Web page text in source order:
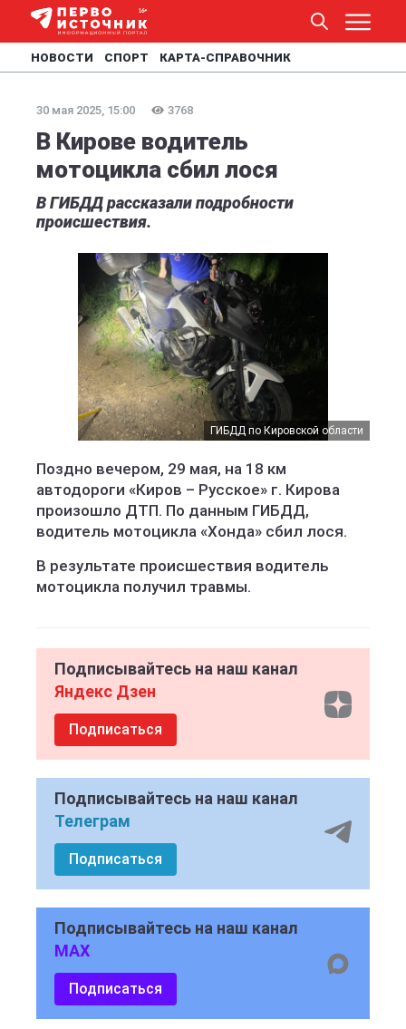
НОВОСТИ СПОРТ КАРТА-СПРАВОЧНИК
30 мая 2025, 15:00 3768
В Кирове водитель
мотоцикла сбил лося
В ГИБДД рассказали подробности
происшествия.
ГИБДД по Кировской области
Поздно вечером, 29 мая, на 18 км
автодороги «Киров – Русское» г. Кирова
произошло ДТП. По данным ГИБДД,
водитель мотоцикла «Хонда» сбил лося.
В результате происшествия водитель
мотоцикла получил травмы.
Подписывайтесь на наш канал
Яндекс Дзен
Подписаться
Подписывайтесь на наш канал
Телеграм
Подписаться
Подписывайтесь на наш канал
MAX
Подписаться